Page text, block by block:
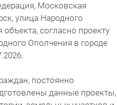
Московская
улица Народного
согласно проекту
Ополчения в городе
постоянно
данные проекты,